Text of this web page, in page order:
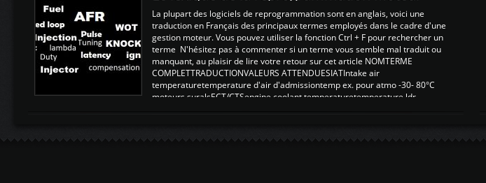
La plupart des logiciels de reprogrammation sont en anglais, voici une
traduction en Français des principaux termes employés dans le cadre d'une
gestion moteur. Vous pouvez utiliser la fonction Ctrl + F pour rechercher un
terme N'hésitez pas à commenter si un terme vous semble mal traduit ou
manquant, au plaisir de lire votre retour sur cet article NOMTERME
COMPLETTRADUCTIONVALEURS ATTENDUESIATIntake air
temperaturetemperature d'air d'admissiontemp ex. pour atmo -30- 80°C
moteurs suralsECT/CTSengine coolant temperaturetemperature ldr